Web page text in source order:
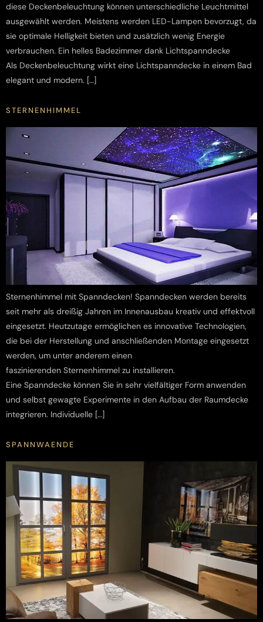
diese Deckenbeleuchtung können unterschiedliche Leuchtmittel
ausgewählt werden. Meistens werden LED-Lampen bevorzugt, da
sie optimale Helligkeit bieten und zusätzlich wenig Energie
verbrauchen. Ein helles Badezimmer dank Lichtspanndecke
Als Deckenbeleuchtung wirkt eine Lichtspanndecke in einem Bad
elegant und modern. […]
STERNENHIMMEL
Sternenhimmel mit Spanndecken! Spanndecken werden bereits
seit mehr als dreißig Jahren im Innenausbau kreativ und effektvoll
eingesetzt. Heutzutage ermöglichen es innovative Technologien,
die bei der Herstellung und anschließenden Montage eingesetzt
werden, um unter anderem einen
faszinierenden Sternenhimmel zu installieren.
Eine Spanndecke können Sie in sehr vielfältiger Form anwenden
und selbst gewagte Experimente in den Aufbau der Raumdecke
integrieren. Individuelle […]
SPANNWAENDE